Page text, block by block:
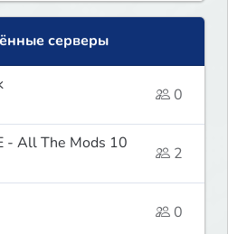
серверы
0
- All The Mods 10
2
0